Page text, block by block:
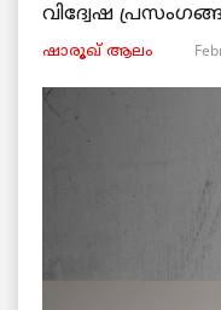
വിദ്വേഷ
ഷാരൂഖ് ആലം